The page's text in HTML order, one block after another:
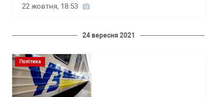
22 жовтня, 18:53
24 вересня 2021
Політика